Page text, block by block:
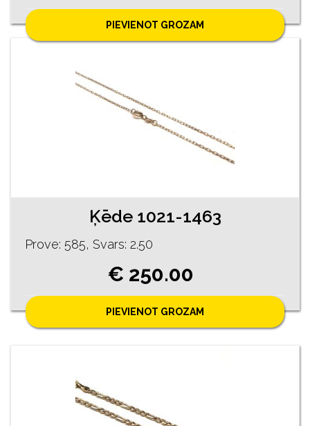
PIEVIENOT GROZAM
Ķēde 1021-1463
Prove: 585, Svars: 2.50
€ 250.00
PIEVIENOT GROZAM